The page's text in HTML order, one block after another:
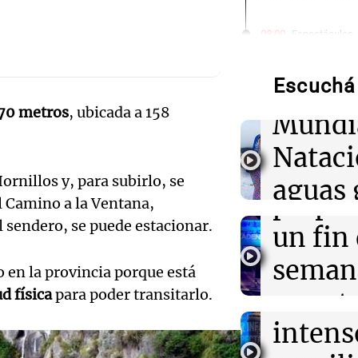
metros, ubicada a 158
y, para subirlo, se
a la Ventana,
se puede estacionar.
en la provincia porque está
físicapara poder transitarlo.
03:00 Espectáculos
Madrid
02:04 Tecnología
Descuentos
entradas para
Disrupt 2026
Vogue World
Francisco: un
entre
establece
Audio.
aguas
frente
Turno
Audio.
un fin
y
ley de
Audio.
Audio.
el